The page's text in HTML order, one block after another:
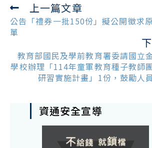
Read
more
articles
上一篇文章
公告「禮券一批150份」擬公開徵求
單
教育部國民及學前教育署委請國立
學校辦理「114年童軍教育種子教師
研習實施計畫」1份，鼓勵人
資通安全宣導